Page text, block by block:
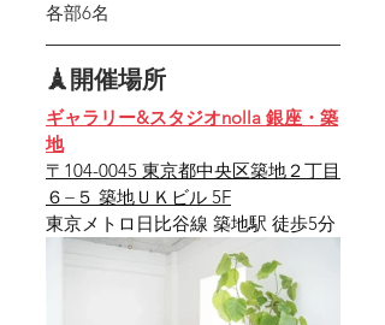
各部6名
🗼開催場所
ギャラリー&スタジオnolla 銀座・築
地
〒104-0045 東京都中央区築地２丁目
６−５ 築地ＵＫビル 5F
東京メトロ日比谷線 築地駅 徒歩5分